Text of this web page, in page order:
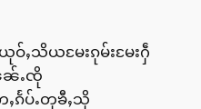
ႇသိယမႄးၵုမ်းမႄးႁဵ
ၼ်ႉၸို
ႇၵႅပ်ႉတုၶီႇသို